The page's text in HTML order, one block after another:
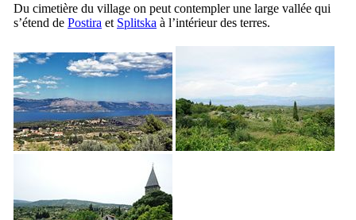
Du cimetière du village on peut contempler une large vallée qui
s’étend de Postira et Splitska à l’intérieur des terres.